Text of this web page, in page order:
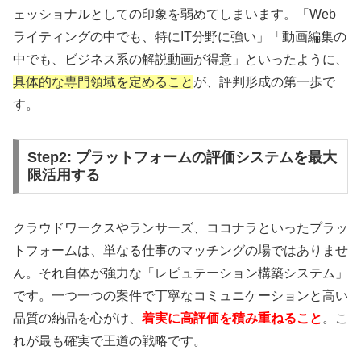
ェッショナルとしての印象を弱めてしまいます。「Web
ライティングの中でも、特にIT分野に強い」「動画編集の
中でも、ビジネス系の解説動画が得意」といったように、
具体的な専門領域を定めること が、評判形成の第一歩で
す。
Step2: プラットフォームの評価システムを最大
限活用する
クラウドワークスやランサーズ、ココナラといったプラッ
トフォームは、単なる仕事のマッチングの場ではありませ
ん。それ自体が強力な「レピュテーション構築システム」
です。一つ一つの案件で丁寧なコミュニケーションと高い
品質の納品を心がけ、 着実に高評価を積み重ねること 。こ
れが最も確実で王道の戦略です。